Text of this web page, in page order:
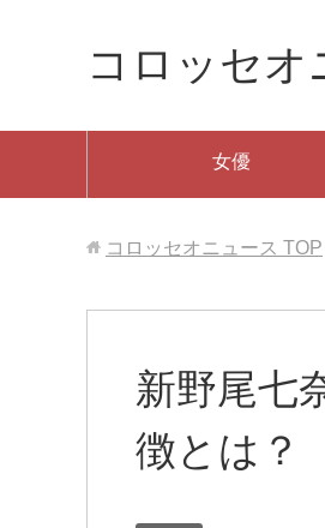
コロッセオ
女優
コロッセオニュース TOP
新野尾七
徴とは？